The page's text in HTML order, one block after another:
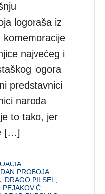
logoraša iz
komemoracije
najvećeg i
logora
predstavnici
naroda
to tako, jer
[…]
DAN PROBOJA
DRAGO PILSEL
PEJAKOVIĆ